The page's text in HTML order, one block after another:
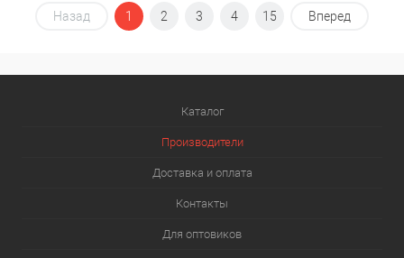
Назад 1 2 3 4 15 Вперед
Каталог
Производители
Доставка и оплата
Контакты
Для оптовиков